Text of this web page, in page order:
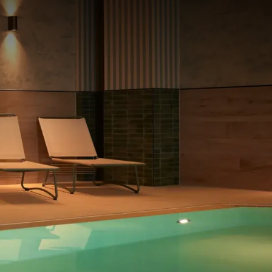
Preis
Zimmeraufteilung
1 Zimmer, 2 Personen
Arrangement
2 Tage
Aufenthaltsdauer